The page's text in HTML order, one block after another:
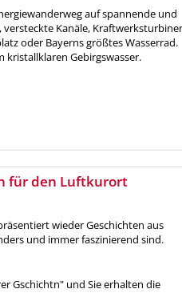
auf spannende und
versteckte Kanäle,
oder Bayerns größtes Wasserrad.
kristallklaren Gebirgswasser.
für den Luftkurort
wieder Geschichten aus
und immer faszinierend sind.
Gschichtn" und Sie erhalten die